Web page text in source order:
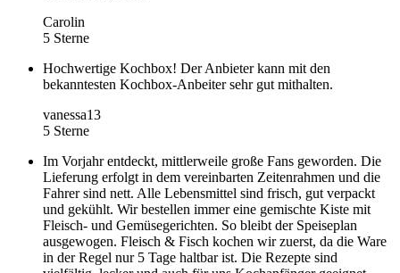
Carolin
5 Sterne
Hochwertige Kochbox! Der Anbieter kann mit den
bekanntesten Kochbox-Anbeiter sehr gut mithalten.
vanessa13
5 Sterne
Im Vorjahr entdeckt, mittlerweile große Fans geworden. Die
Lieferung erfolgt in dem vereinbarten Zeitenrahmen und die
Fahrer sind nett. Alle Lebensmittel sind frisch, gut verpackt
und gekühlt. Wir bestellen immer eine gemischte Kiste mit
Fleisch- und Gemüsegerichten. So bleibt der Speiseplan
ausgewogen. Fleisch & Fisch kochen wir zuerst, da die Ware
in der Regel nur 5 Tage haltbar ist. Die Rezepte sind